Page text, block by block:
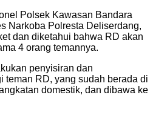
Polsek Kawasan Bandara
Narkoba Polresta Deliserdang,
dan diketahui bahwa RD akan
4 orang temannya.
penyisiran dan
teman RD, yang sudah berada di
domestik, dan dibawa ke